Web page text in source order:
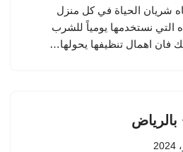
شريان الحياة في كل منزل
التي نستخدمها يومياً للشرب
فان اهمال تنظيفها يحولها…